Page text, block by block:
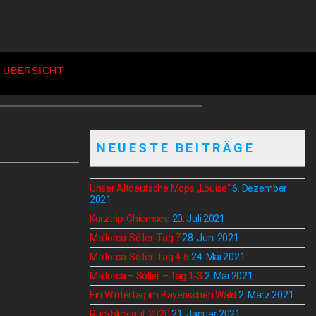
NEUESTE BEITRÄGE
Unser Altdeutsche Mops „Louise“6. Dezember
2021
Kurztrip-Chiemsee 20. Juli 2021
Mallorca-Sóller-Tag 7 28. Juni 2021
Mallorca-Sóller-Tag 4-6 24. Mai 2021
Mallorca – Sóller – Tag 1-3 2. Mai 2021
Ein Wintertag im Bayerischen Wald 2. März 2021